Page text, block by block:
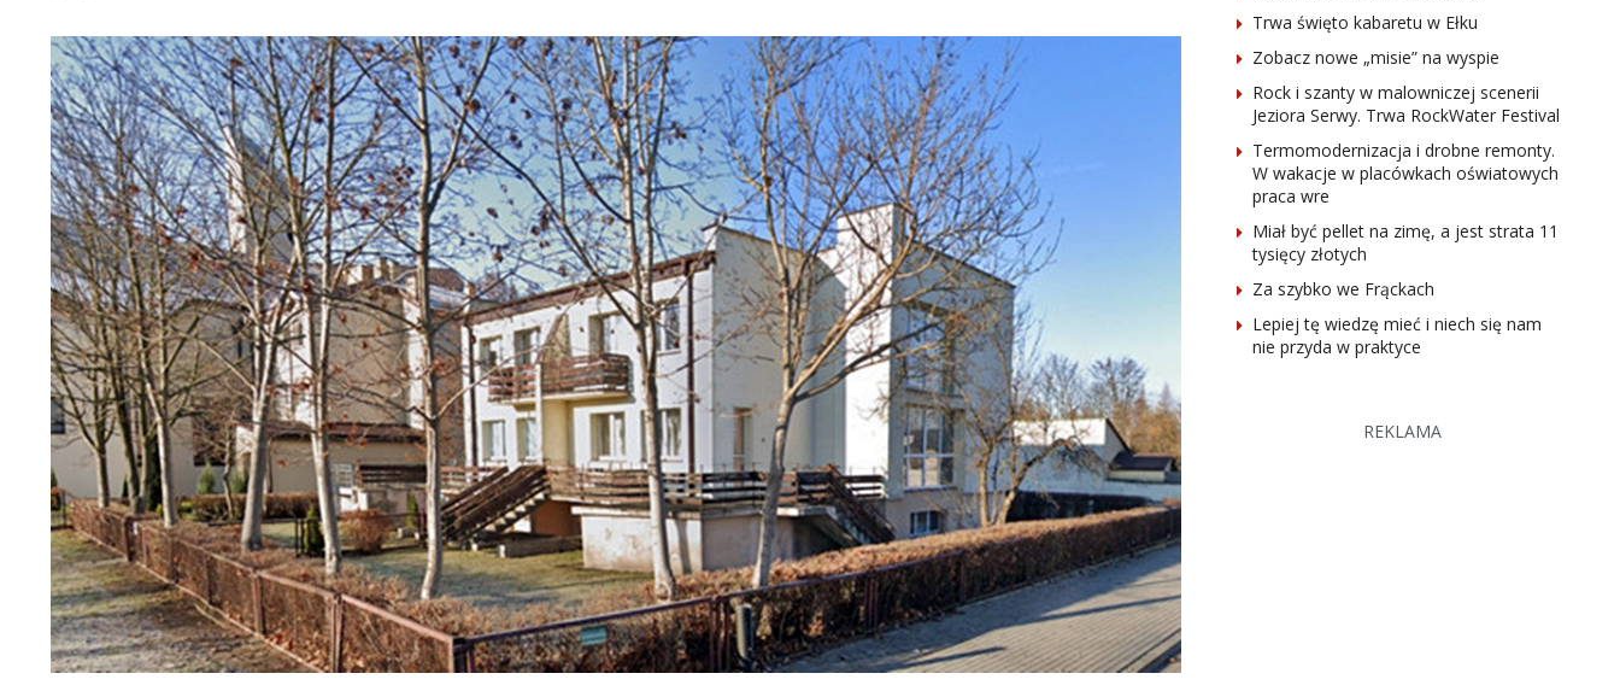
Trwa święto kabaretu w Ełku
Zobacz nowe „misie” na wyspie
Rock i szanty w malowniczej scenerii
Jeziora Serwy. Trwa RockWater Festival
Termomodernizacja i drobne remonty.
W wakacje w placówkach oświatowych
praca wre
Miał być pellet na zimę, a jest strata 11
tysięcy złotych
Za szybko we Frąckach
Lepiej tę wiedzę mieć i niech się nam
nie przyda w praktyce
REKLAMA